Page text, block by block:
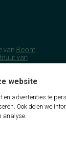
website
en advertenties te
Ook delen we
analyse.
van Boom
van